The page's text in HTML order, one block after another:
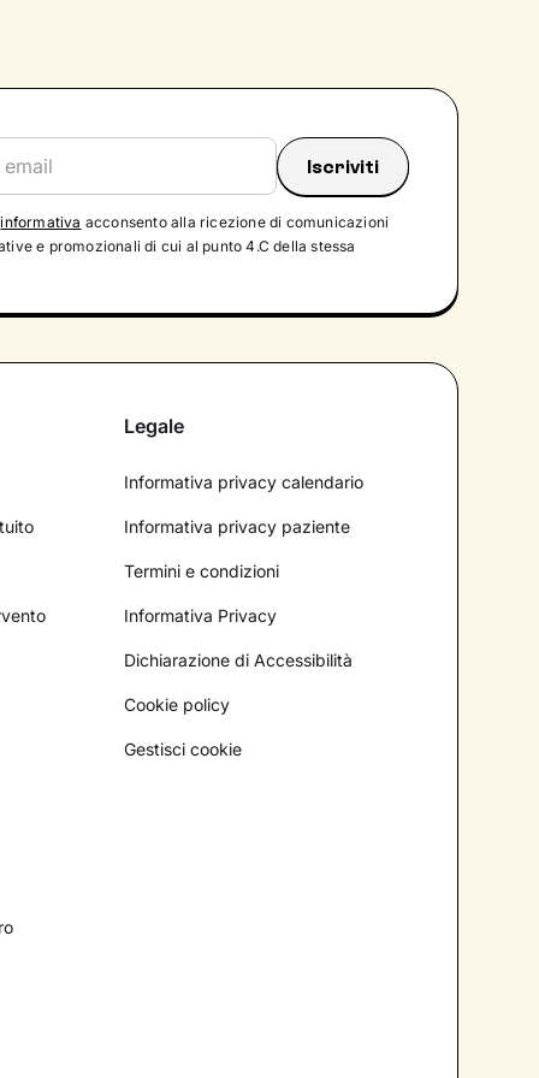
informativa acconsento alla ricezione di comunicazioni
e promozionali di cui al punto 4.C della stessa
Legale
Informativa privacy calendario
Informativa privacy paziente
Termini e condizioni
Informativa Privacy
Dichiarazione di Accessibilità
Cookie policy
Gestisci cookie